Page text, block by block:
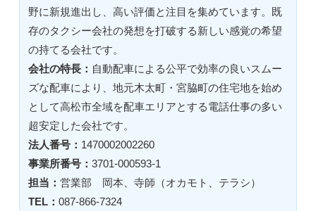
野に新規進出し、高い評価と注目を集めています。既
存のタクシー会社の発想を打破する新しい感覚の希望
の持てる会社です。
会社の特長： 自動配車による公平で効率の良いスムー
ズな配車により、地元木太町・宮脇町の住宅地を始め
として高松市全域を配車エリアとする電話仕事の多い
超安定した会社です。
法人番号： 1470002002260
事業所番号： 3701-000593-1
担当： 営業部 岡本、寺師（オカモト、テラシ）
TEL： 087-866-7324